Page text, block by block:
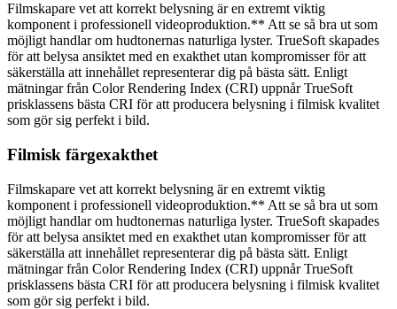
Filmskapare vet att korrekt belysning är en extremt viktig
komponent i professionell videoproduktion.** Att se så bra ut som
möjligt handlar om hudtonernas naturliga lyster. TrueSoft skapades
för att belysa ansiktet med en exakthet utan kompromisser för att
säkerställa att innehållet representerar dig på bästa sätt. Enligt
mätningar från Color Rendering Index (CRI) uppnår TrueSoft
prisklassens bästa CRI för att producera belysning i filmisk kvalitet
som gör sig perfekt i bild.
Filmisk färgexakthet
Filmskapare vet att korrekt belysning är en extremt viktig
komponent i professionell videoproduktion.** Att se så bra ut som
möjligt handlar om hudtonernas naturliga lyster. TrueSoft skapades
för att belysa ansiktet med en exakthet utan kompromisser för att
säkerställa att innehållet representerar dig på bästa sätt. Enligt
mätningar från Color Rendering Index (CRI) uppnår TrueSoft
prisklassens bästa CRI för att producera belysning i filmisk kvalitet
som gör sig perfekt i bild.